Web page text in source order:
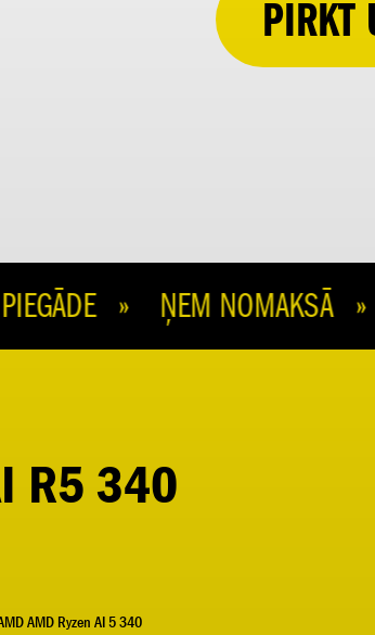
PIRKT
» ŅEM NOMAKSĀ »
R5 340
AMD Ryzen AI 5 340